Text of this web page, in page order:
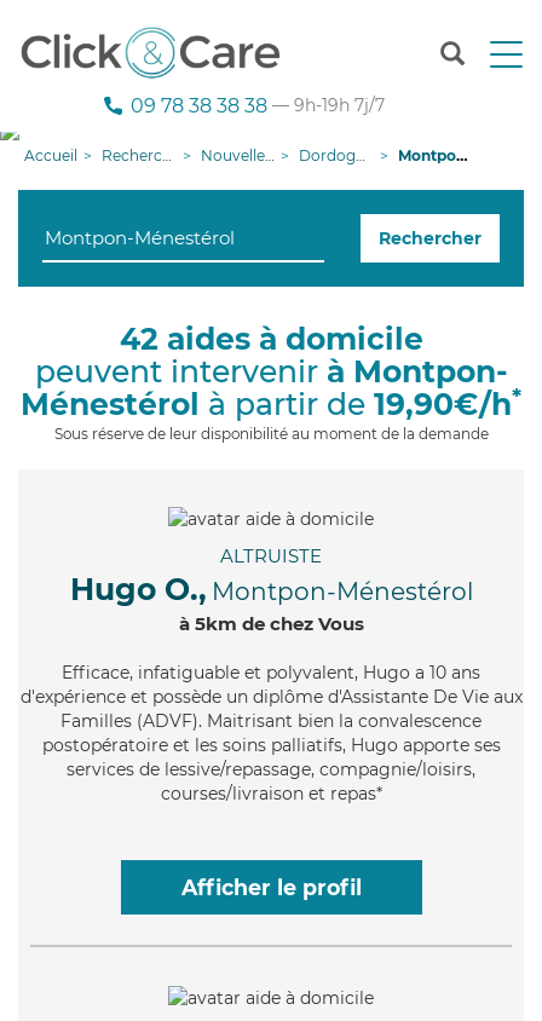
T
n
g
i
o
n
09 78 38 38 38 — 9h-19h 7j/7
Accueil Recherche aide à domicile Nouvelle-Aquitaine Dordogne Montpon-Ménestérol
Rechercher
42 aides à domicile
peuvent intervenir à Montpon-
Ménestérol à partir de 19,90€/h*
Sous réserve de leur disponibilité au moment de la demande
ALTRUISTE
Hugo O., Montpon-Ménestérol
à 5km de chez Vous
Efficace, infatiguable et polyvalent, Hugo a 10 ans
d'expérience et possède un diplôme d'Assistante De Vie aux
Familles (ADVF). Maitrisant bien la convalescence
postopératoire et les soins palliatifs, Hugo apporte ses
services de lessive/repassage, compagnie/loisirs,
courses/livraison et repas*
Afficher le profil